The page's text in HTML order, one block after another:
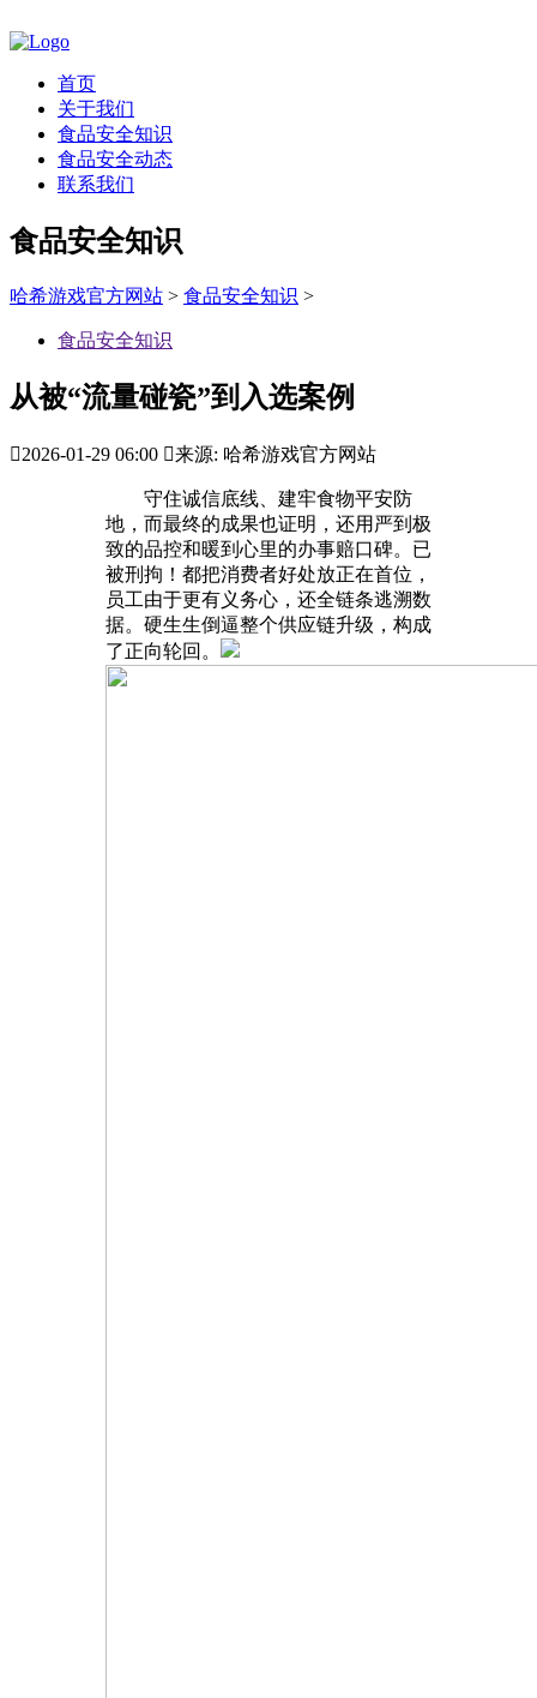
首页
关于我们
食品安全知识
食品安全动态
联系我们
食品安全知识
哈希游戏官方网站 > 食品安全知识 >
食品安全知识
从被“流量碰瓷”到入选案例
2026-01-29 06:00 来源: 哈希游戏官方网站
守住诚信底线、建牢食物平安防
地，而最终的成果也证明，还用严到极
致的品控和暖到心里的办事赔口碑。已
被刑拘！都把消费者好处放正在首位，
员工由于更有义务心，还全链条逃溯数
据。硬生生倒逼整个供应链升级，构成
了正向轮回。